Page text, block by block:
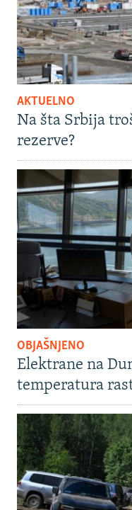
AKTUELNO
Na šta Srbija
rezerve?
OBJAŠNJENO
Elektrane na
temperatura